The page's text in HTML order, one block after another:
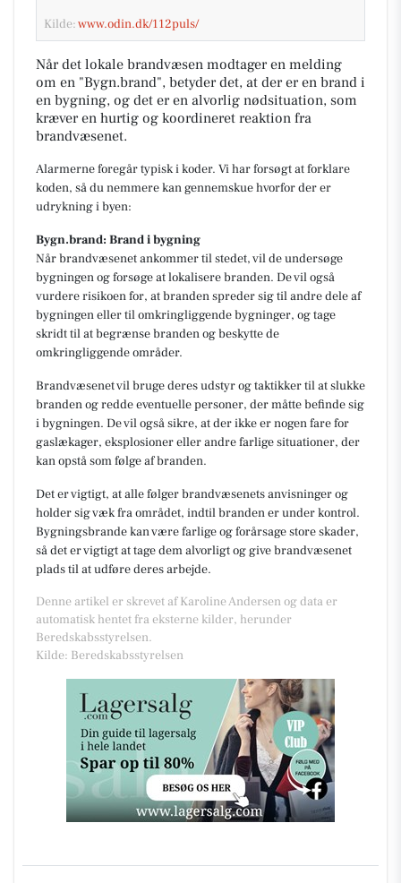
Kilde:www.odin.dk/112puls/
Når det lokale brandvæsen modtager en melding
om en "Bygn.brand", betyder det, at der er en brand i
en bygning, og det er en alvorlig nødsituation, som
kræver en hurtig og koordineret reaktion fra
brandvæsenet.
Alarmerne foregår typisk i koder. Vi har forsøgt at forklare
koden, så du nemmere kan gennemskue hvorfor der er
udrykning i byen:
Bygn.brand: Brand i bygning
Når brandvæsenet ankommer til stedet, vil de undersøge
bygningen og forsøge at lokalisere branden. De vil også
vurdere risikoen for, at branden spreder sig til andre dele af
bygningen eller til omkringliggende bygninger, og tage
skridt til at begrænse branden og beskytte de
omkringliggende områder.
Brandvæsenet vil bruge deres udstyr og taktikker til at slukke
branden og redde eventuelle personer, der måtte befinde sig
i bygningen. De vil også sikre, at der ikke er nogen fare for
gaslækager, eksplosioner eller andre farlige situationer, der
kan opstå som følge af branden.
Det er vigtigt, at alle følger brandvæsenets anvisninger og
holder sig væk fra området, indtil branden er under kontrol.
Bygningsbrande kan være farlige og forårsage store skader,
så det er vigtigt at tage dem alvorligt og give brandvæsenet
plads til at udføre deres arbejde.
Denne artikel er skrevet af Karoline Andersen og data er
automatisk hentet fra eksterne kilder, herunder
Beredskabsstyrelsen.
Kilde: Beredskabsstyrelsen